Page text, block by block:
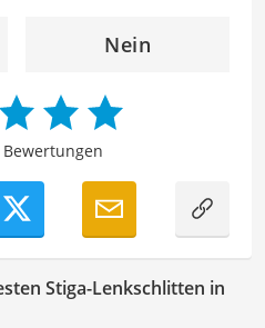
bieten. Durch meine
Redaktion optimal
volle Wirkung entfalten.
Nein
Stiga-Lenkschlitten in